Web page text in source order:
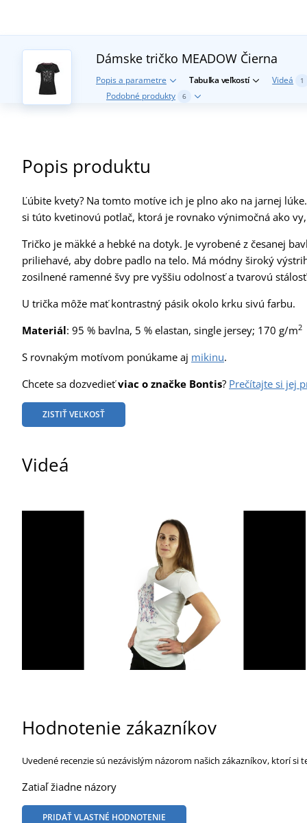
Dámske tričko MEADOW Čierna
Popis a parametre Tabuľka veľkostí Videá 1
Podobné produkty 6
Popis produktu
Ľúbite kvety? Na tomto motíve ich je plno ako na jarnej
si túto kvetinovú potlač, ktorá je rovnako výnimočná ako
Tričko je mäkké a hebké na dotyk. Je vyrobené z česanej
priliehavé, aby dobre padlo na telo. Má módny široký
zosilnené ramenné švy pre vyššiu odolnosť a tvarovú
U trička môže mať kontrastný pásik okolo krku sivú farbu.
Materiál: 95 % bavlna, 5 % elastan, single jersey; 170 g/m2
S rovnakým motívom ponúkame aj mikinu.
Chcete sa dozvedieťviac o značke Bontis? Prečítajte si jej
ZISTIŤ VEĽKOSŤ
Videá
Hodnotenie zákazníkov
Uvedené recenzie sú nezávislým názorom našich zákazníkov, ktorí
Zatiaľ žiadne názory
PRIDAŤ VLASTNÉ HODNOTENIE